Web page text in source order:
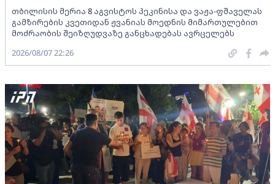
თბილისის მერია 8 აგვისტოს პეკინისა და ვაჟა-ფშაველას
გამზირების კვეთიდან ჟვანიას მოედნის მიმართულებით
მოძრაობის შეიზღუდვაზე განცხადებას ავრცელებს
2026/08/07 22:26